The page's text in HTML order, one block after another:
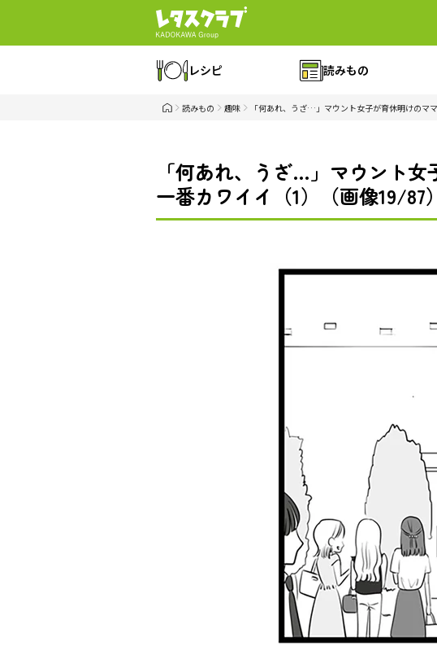
レシピ 読みもの
読みもの 趣味 「何あれ、うざ…」マウント女子が育休明けのマ
「何あれ、うざ…」マウント
一番カワイイ（1）（画像19/87）